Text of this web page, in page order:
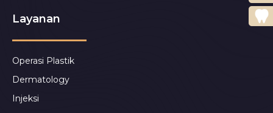
Layanan
Operasi Plastik
Dermatology
Injeksi